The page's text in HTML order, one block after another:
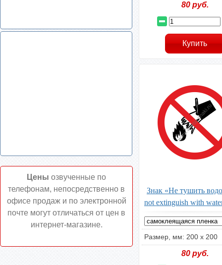
80руб.
Знак «Не тушить
not extinguish with
Размер, мм: 200 х 200
80руб.
Цены озвученные по
телефонам, непосредственно в
офисе продаж и по электронной
почте могут отличаться от цен в
интернет-магазине.